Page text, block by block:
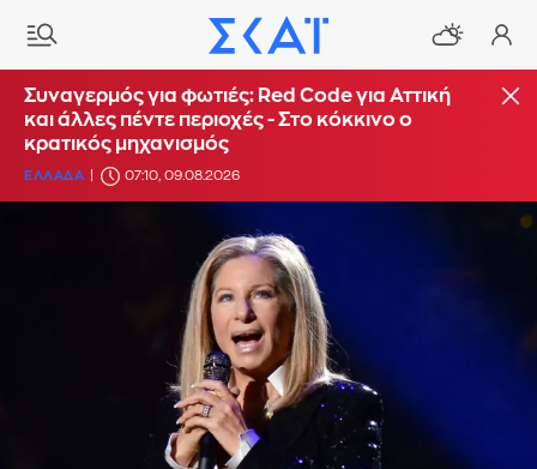
Συναγερμός για φωτιές: Red Code για Αττική
και άλλες πέντε περιοχές - Στο κόκκινο ο
κρατικός μηχανισμός
ΕΛΛΑΔΑ 07:10, 09.08.2026